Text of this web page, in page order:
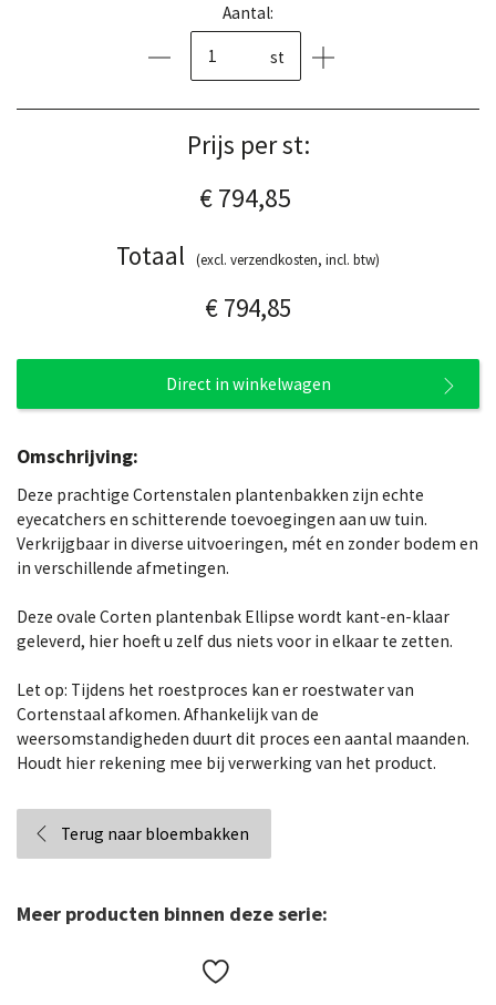
Aantal:
st
Prijs per st:
€ 794,85
Totaal
(excl. verzendkosten, incl. btw)
€ 794,85
Direct in winkelwagen
Omschrijving:
Deze prachtige Cortenstalen plantenbakken zijn echte
eyecatchers en schitterende toevoegingen aan uw tuin.
Verkrijgbaar in diverse uitvoeringen, mét en zonder bodem en
in verschillende afmetingen.
Deze ovale Corten plantenbak Ellipse wordt kant-en-klaar
geleverd, hier hoeft u zelf dus niets voor in elkaar te zetten.
Let op: Tijdens het roestproces kan er roestwater van
Cortenstaal afkomen. Afhankelijk van de
weersomstandigheden duurt dit proces een aantal maanden.
Houdt hier rekening mee bij verwerking van het product.
Terug naar bloembakken
Meer producten binnen deze serie: